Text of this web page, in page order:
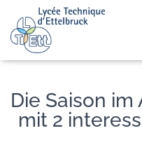
Die Saison
mit 2